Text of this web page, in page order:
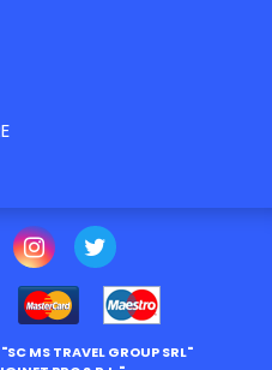
SC MS TRAVEL GROUP SRL"